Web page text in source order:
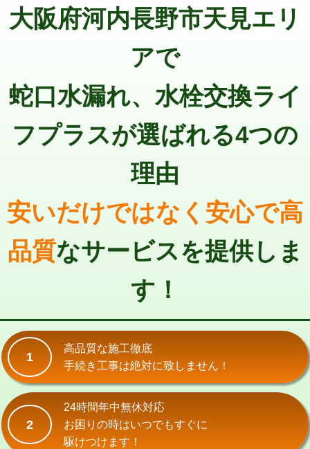
マス交換（深さ50㎝以上） 66,000円
コンクリート斫り（厚さ10㎝超え）
モルタル補修（厚さ10㎝まで） 27,500円
モルタル補修（厚さ10㎝超え）
追加人工 16,500円
追加トーラー機使用/3m超え +3,300円
止水・漏水調査・防水処理・清掃・修
11,000円
止水・漏水調査・防水処理・清掃・修
22,000円
止水・漏水調査・防水処理・清掃・修
その他部品の脱着 8,800円～
交換・取付（タンク） 22,000円+材料費
交換・取付(単水栓（壁付・デッキ
式・ワンホール）)
交換・取付(排水栓・排水トラップ
（P/S/ポップアップ））
22,000円+材料費
交換・取付（その他部品）
持込商品取付（単水栓）
大阪府河内長野市天見エリ
アで
蛇口水漏れ、水栓交換ライ
フプラスが選ばれる4つの
理由
安いだけではなく安心で高
品質なサービスを提供しま
す！
1
高品質な施工徹底
手続き工事は絶対に致しません！
2
24時間年中無休対応
お困りの時はいつでもすぐに
駆けつけます！